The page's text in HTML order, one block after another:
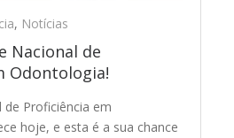
, Notícias
Nacional de
Odontologia!
de Proficiência em
hoje, e esta é a sua chance